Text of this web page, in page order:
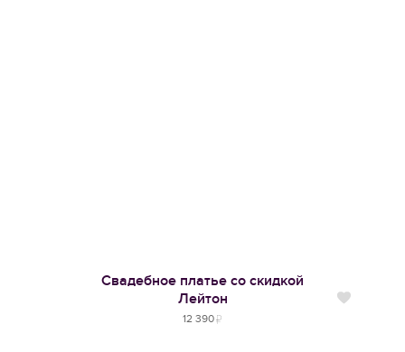
Свадебное платье со скидкой
Лейтон
12 390